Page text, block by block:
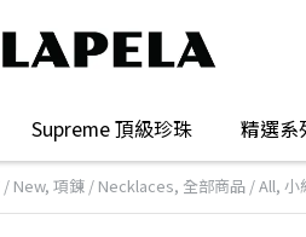
Supreme 頂級珍珠 精選系
/ New, 項鍊 / Necklaces, 全部商品 / All, 小